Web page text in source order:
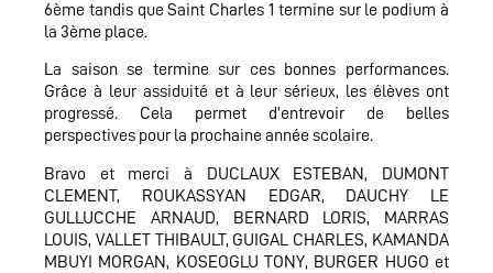
6ème tandis que Saint Charles 1 termine sur le podium à
la 3ème place.
La saison se termine sur ces bonnes performances.
Grâce à leur assiduité et à leur sérieux, les élèves ont
progressé. Cela permet d’entrevoir de belles
perspectives pour la prochaine année scolaire.
Bravo et merci à DUCLAUX ESTEBAN, DUMONT
CLEMENT, ROUKASSYAN EDGAR, DAUCHY LE
GULLUCCHE ARNAUD, BERNARD LORIS, MARRAS
LOUIS, VALLET THIBAULT, GUIGAL CHARLES, KAMANDA
MBUYI MORGAN, KOSEOGLU TONY, BURGER HUGO et